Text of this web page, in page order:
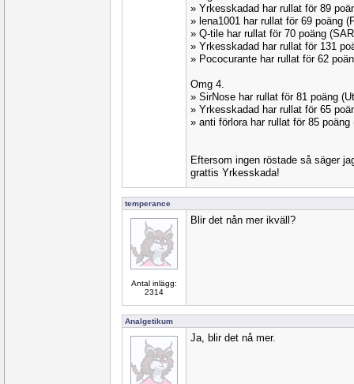
» Yrkesskadad har rullat för 89
» lena1001 har rullat för 69 poäng
» Q-tile har rullat för 70 poäng
» Yrkesskadad har rullat för 131
» Pococurante har rullat för 62
Omg 4.
» SirNose har rullat för 81 poäng
» Yrkesskadad har rullat för 65
» anti förlora har rullat för 85 poäng
Eftersom ingen röstade så säger
grattis Yrkesskada!
temperance
Antal inlägg:
2314
Blir det nån mer ikväll?
Analgetikum
Ja, blir det nå mer.